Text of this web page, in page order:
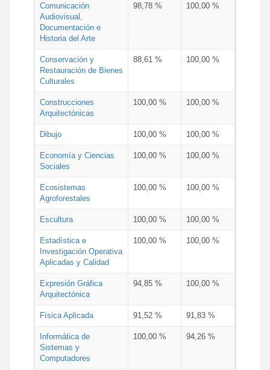
Comunicación
Audiovisual,
Documentación e
Historia del Arte
98,78 % 100,00 %
Conservación y
Restauración de Bienes
Culturales
88,61 % 100,00 %
Construcciones
Arquitectónicas
100,00 % 100,00 %
Dibujo 100,00 % 100,00 %
Economía y Ciencias
Sociales
100,00 % 100,00 %
Ecosistemas
Agroforestales
100,00 % 100,00 %
Escultura 100,00 % 100,00 %
Estadística e
Investigación Operativa
Aplicadas y Calidad
100,00 % 100,00 %
Expresión Gráfica
Arquitectónica
94,85 % 100,00 %
Física Aplicada 91,52 % 91,83 %
Informática de
Sistemas y
Computadores
100,00 % 94,26 %